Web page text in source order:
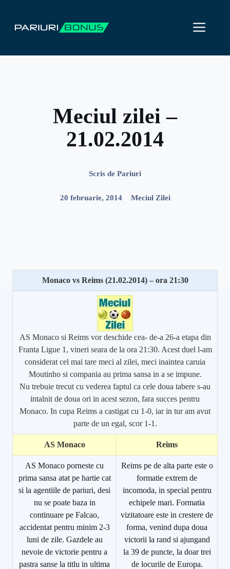
conținut
Meciul zilei –
21.02.2014
Scris de Pariuri
20 februarie, 2014 Meciul Zilei
Monaco vs Reims (21.02.2014) – ora 21:30
AS Monaco si Reims vor deschide cea- de-a 26-a etapa din
Franta Ligue 1, vineri seara de la ora 21:30. Acest duel l-am
considerat cel mai tare meci al zilei, meci inaintea caruia
Moutinho si compania au prima sansa in a se impune.
Nu trebuie trecut cu vederea faptul ca cele doua tabere s-au
intalnit de doua ori in acest sezon, fara succes pentru
Monaco. In cupa Reims a castigat cu 1-0, iar in tur am avut
parte de un egal, scor 1-1.
AS Monaco Reims
AS Monaco porneste cu
prima sansa atat pe hartie cat
si la agentiile de pariuri, desi
nu se poate baza in
continuare pe Falcao,
accidentat pentru minim 2-3
luni de zile. Gazdele au
nevoie de victorie pentru a
pastra sanse la titlu in ultima
Reims pe de alta parte este o
formatie extrem de
incomoda, in special pentru
echipele mari. Formatia
vizitatoare este in crestere de
forma, venind dupa doua
victorii la rand si ajungand
la 39 de puncte, la doar trei
de locurile de Europa.